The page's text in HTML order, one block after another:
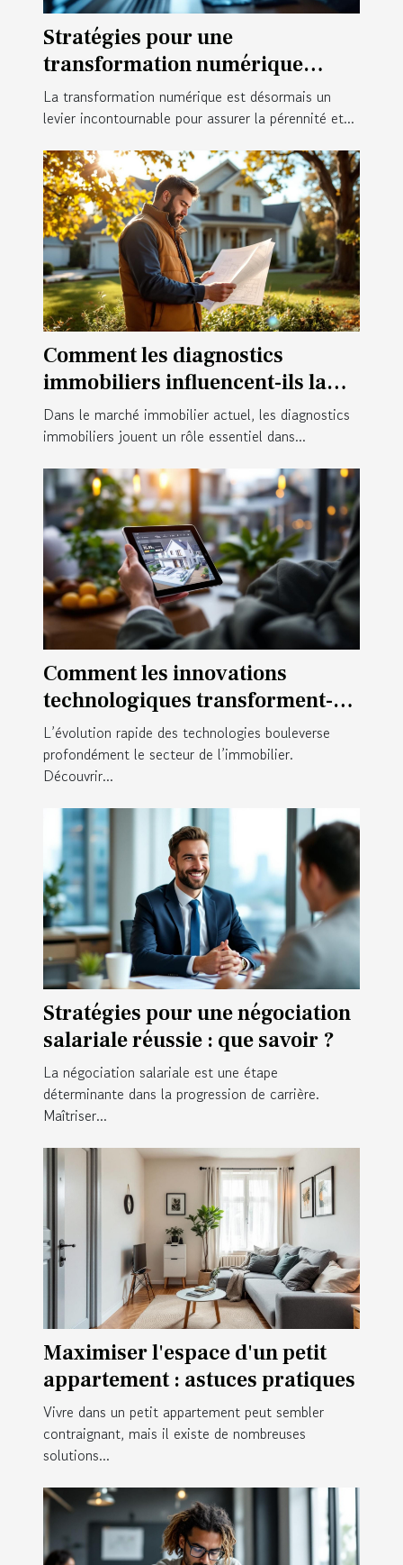
Stratégies pour une
transformation numérique
réussie en entreprise
La transformation numérique est désormais un
levier incontournable pour assurer la pérennité et...
Comment les diagnostics
immobiliers influencent-ils la
valeur d'une propriété?
Dans le marché immobilier actuel, les diagnostics
immobiliers jouent un rôle essentiel dans...
Comment les innovations
technologiques transforment-
elles l'achat immobilier ?
L’évolution rapide des technologies bouleverse
profondément le secteur de l’immobilier.
Découvrir...
Stratégies pour une négociation
salariale réussie : que savoir ?
La négociation salariale est une étape
déterminante dans la progression de carrière.
Maîtriser...
Maximiser l'espace d'un petit
appartement : astuces pratiques
Vivre dans un petit appartement peut sembler
contraignant, mais il existe de nombreuses
solutions...